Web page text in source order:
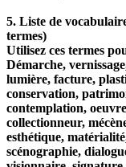
5. Liste de
termes)
Utilisez ces termes
Démarche,
lumière, facture,
conservation,
contemplation,
collectionneur,
esthétique,
scénographie,